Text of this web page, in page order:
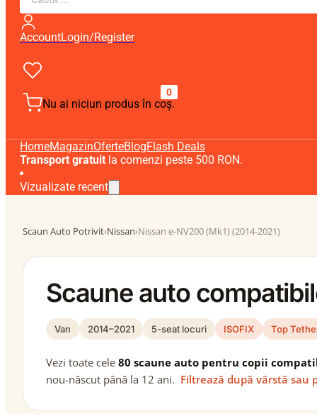
AccountLogin/Register
0
Nu ai niciun produs în coș.
HomeMagazinOferteBlogFlash Deals
Transport gratuit la comenzi peste 500 RON.
Vizualizate recent
Scaun Auto Potrivit›Nissan›Nissan e-NV200 (Mk1) (2014-2021)
Scaune auto
Van 2014–2021 5-seat locuri ISOFIX Top
Vezi toate cele 80 scaune auto pentru copii
nou-născut până la 12 ani. Filtrează după vârstă sau